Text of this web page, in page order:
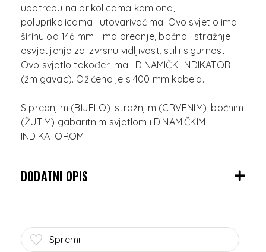
upotrebu na prikolicama kamiona,
poluprikolicama i utovarivačima. Ovo svjetlo ima
širinu od 146 mm i ima prednje, bočno i stražnje
osvjetljenje za izvrsnu vidljivost, stil i sigurnost.
Ovo svjetlo također ima i DINAMIČKI INDIKATOR
(žmigavac). Ožičeno je s 400 mm kabela.
S prednjim (BIJELO), stražnjim (CRVENIM), bočnim
(ŽUTIM) gabaritnim svjetlom i DINAMIČKIM
DODATNI OPIS
Spremi